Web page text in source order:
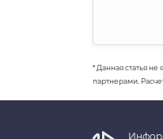
* Данная статья
партнерами.